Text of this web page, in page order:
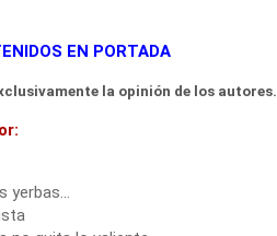
EN PORTADA
la opinión de los autores.